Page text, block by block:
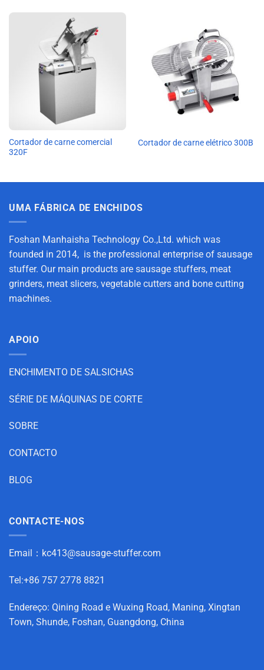
Cortador de carne comercial
320F
Cortador de carne elétrico 300B
UMA FÁBRICA DE ENCHIDOS
Foshan Manhaisha Technology Co.,Ltd. which was
founded in 2014, is the professional enterprise of sausage
stuffer. Our main products are sausage stuffers, meat
grinders, meat slicers, vegetable cutters and bone cutting
machines.
APOIO
ENCHIMENTO DE SALSICHAS
SÉRIE DE MÁQUINAS DE CORTE
SOBRE
CONTACTO
BLOG
CONTACTE-NOS
Email： kc413@sausage-stuffer.com
Tel:+86 757 2778 8821
Endereço: Qining Road e Wuxing Road, Maning, Xingtan
Town, Shunde, Foshan, Guangdong, China